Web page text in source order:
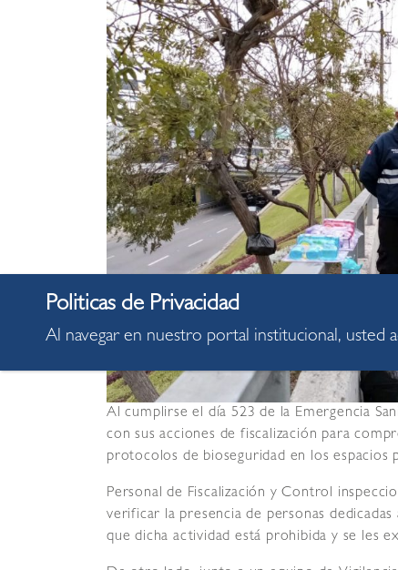
Al cumplirse el día 523 de la Emergencia
con sus acciones de fiscalización para
protocolos de bioseguridad en los espacios
Personal de Fiscalización y Control
verificar la presencia de personas
que dicha actividad está prohibida y se les
Al navegar en nuestro portal institucional, usted